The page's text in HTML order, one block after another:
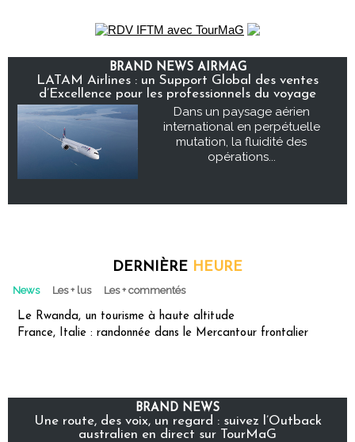
BRAND NEWS AIRMAG
LATAM Airlines : un Support Global des ventes
d’Excellence pour les professionnels du voyage
Dans un paysage aérien
international en perpétuelle
mutation, la fluidité des
opérations...
DERNIÈRE HEURE
News Les + lus Les + commentés
Le Rwanda, un tourisme à haute altitude
France, Italie : randonnée dans le Mercantour frontalier
BRAND NEWS
Une route, des voix, un regard : suivez l’Outback
australien en direct sur TourMaG